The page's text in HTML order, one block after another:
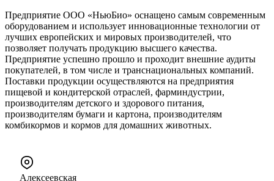
Предприятие ООО «НьюБио» оснащено самым современным
оборудованием и использует инновационные технологии от
лучших европейских и мировых производителей, что
позволяет получать продукцию высшего качества.
Предприятие успешно прошло и проходит внешние аудиты
покупателей, в том числе и транснациональных компаний.
Поставки продукции осуществляются на предприятия
пищевой и кондитерской отраслей, фарминдустрии,
производителям детского и здорового питания,
производителям бумаги и картона, производителям
комбикормов и кормов для домашних животных.
Алексеевская